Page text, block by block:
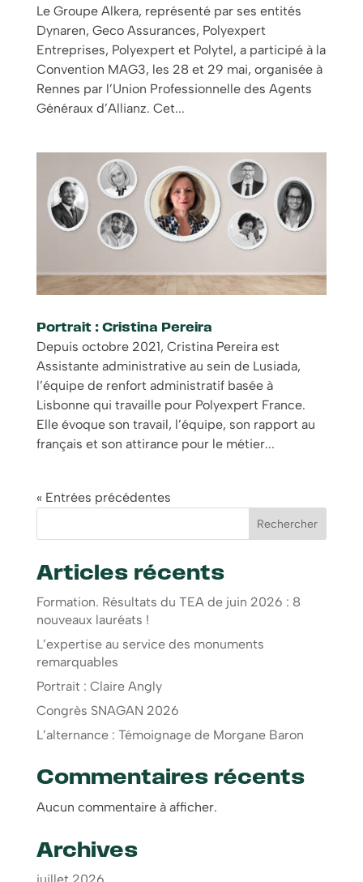
Le Groupe Alkera, représenté par ses entités
Dynaren, Geco Assurances, Polyexpert
Entreprises, Polyexpert et Polytel, a participé à la
Convention MAG3, les 28 et 29 mai, organisée à
Rennes par l’Union Professionnelle des Agents
Généraux d’Allianz. Cet...
Portrait : Cristina Pereira
Depuis octobre 2021, Cristina Pereira est
Assistante administrative au sein de Lusiada,
l’équipe de renfort administratif basée à
Lisbonne qui travaille pour Polyexpert France.
Elle évoque son travail, l’équipe, son rapport au
français et son attirance pour le métier...
« Entrées précédentes
Rechercher
Articles récents
Formation. Résultats du TEA de juin 2026 : 8
nouveaux lauréats !
L’expertise au service des monuments
remarquables
Portrait : Claire Angly
Congrès SNAGAN 2026
L’alternance : Témoignage de Morgane Baron
Commentaires récents
Aucun commentaire à afficher.
Archives